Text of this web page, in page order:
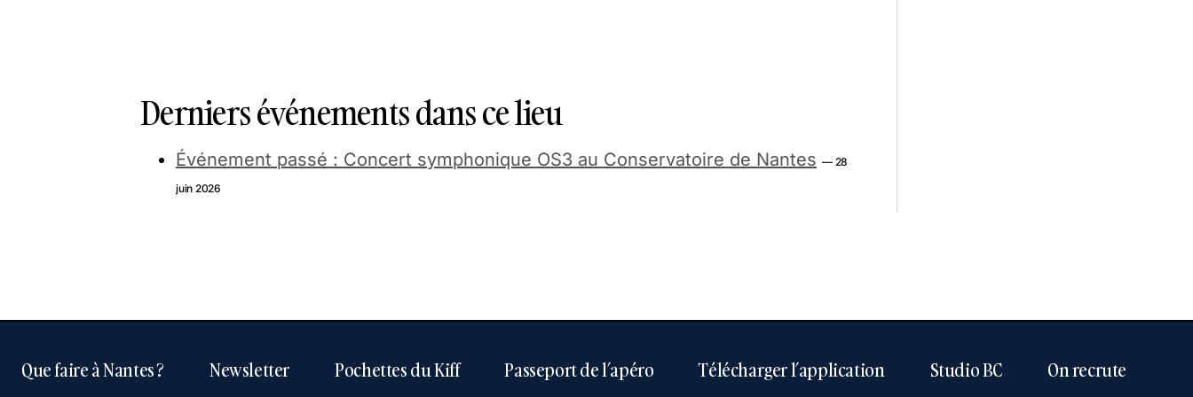
Derniers événements dans ce lieu
Événement passé : Concert symphonique OS3 au Conservatoire de Nantes — 28
juin 2026
Que faire à Nantes ? Newsletter Pochettes du Kiff Passeport de l’apéro Télécharger l’application Studio BC On recrute